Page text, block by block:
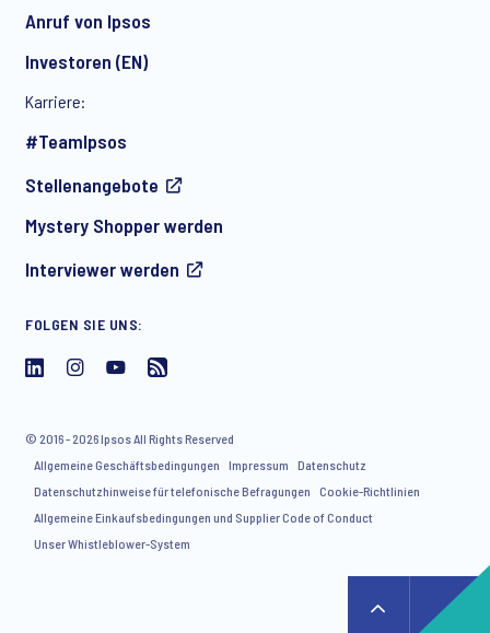
Anruf von Ipsos
Investoren (EN)
Karriere:
#TeamIpsos
Stellenangebote
Mystery Shopper werden
Interviewer werden
FOLGEN SIE UNS:
© 2016 - 2026 Ipsos All Rights Reserved
Allgemeine Geschäftsbedingungen
Impressum
Datenschutz
Datenschutzhinweise für telefonische Befragungen
Cookie-Richtlinien
Allgemeine Einkaufsbedingungen und Supplier Code of Conduct
Unser Whistleblower-System